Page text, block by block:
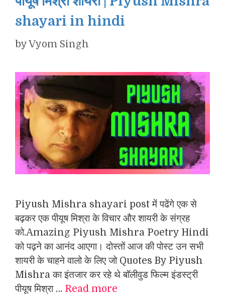
shayari in hindi
byVyom Singh
Piyush Mishra shayari post में पढेंगे एक से
बढ़कर एक पीयूष मिश्रा के विचार और शायरी के संग्रह
को.Amazing Piyush Mishra Poetry Hindi
को पढ़ने का आनंद आएगा। दोस्तों आज की पोस्ट उन सभी
शायरी के चाहने वालो के लिए जो Quotes By Piyush
Mishra का इंतजार कर रहे थे बॉलीवुड फिल्म इंडस्ट्री
पीयूष मिश्रा … Read more